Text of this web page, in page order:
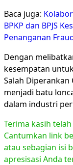
Baca juga:
BPKP dan BPJS
Penanganan
Dengan
kesempatan
Salah
menjadi batu
dalam industri
Terima kasih
Cantumkan link
atau sebagian isi
apresisasi Anda